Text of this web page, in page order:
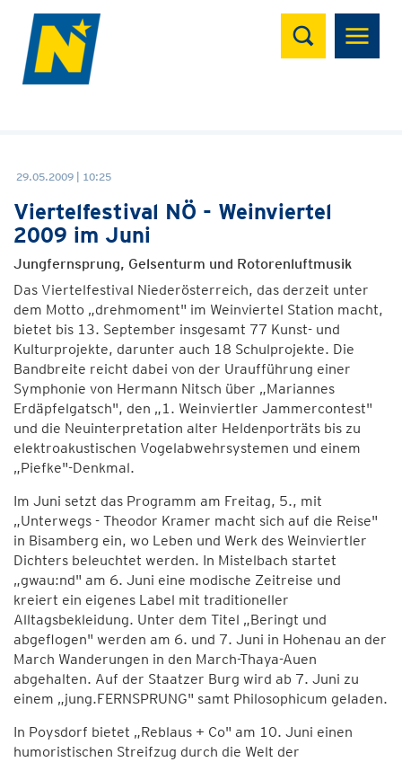
Suchen
29.05.2009 | 10:25
Viertelfestival NÖ - Weinviertel
2009 im Juni
Jungfernsprung, Gelsenturm und Rotorenluftmusik
Das Viertelfestival Niederösterreich, das derzeit unter
dem Motto „drehmoment" im Weinviertel Station macht,
bietet bis 13. September insgesamt 77 Kunst- und
Kulturprojekte, darunter auch 18 Schulprojekte. Die
Bandbreite reicht dabei von der Uraufführung einer
Symphonie von Hermann Nitsch über „Mariannes
Erdäpfelgatsch", den „1. Weinviertler Jammercontest"
und die Neuinterpretation alter Heldenporträts bis zu
elektroakustischen Vogelabwehrsystemen und einem
„Piefke"-Denkmal.
Im Juni setzt das Programm am Freitag, 5., mit
„Unterwegs - Theodor Kramer macht sich auf die Reise"
in Bisamberg ein, wo Leben und Werk des Weinviertler
Dichters beleuchtet werden. In Mistelbach startet
„gwau:nd" am 6. Juni eine modische Zeitreise und
kreiert ein eigenes Label mit traditioneller
Alltagsbekleidung. Unter dem Titel „Beringt und
abgeflogen" werden am 6. und 7. Juni in Hohenau an der
March Wanderungen in den March-Thaya-Auen
abgehalten. Auf der Staatzer Burg wird ab 7. Juni zu
einem „jung.FERNSPRUNG" samt Philosophicum geladen.
In Poysdorf bietet „Reblaus + Co" am 10. Juni einen
humoristischen Streifzug durch die Welt der